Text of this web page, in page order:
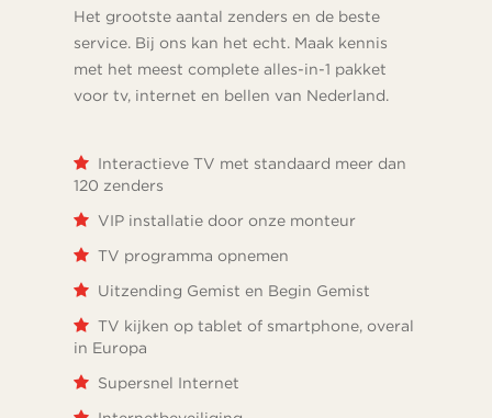
Het grootste aantal zenders en de beste
service. Bij ons kan het echt. Maak kennis
met het meest complete alles-in-1 pakket
voor tv, internet en bellen van Nederland.
Interactieve TV met standaard meer dan
120 zenders
VIP installatie door onze monteur
TV programma opnemen
Uitzending Gemist en Begin Gemist
TV kijken op tablet of smartphone, overal
in Europa
Supersnel Internet